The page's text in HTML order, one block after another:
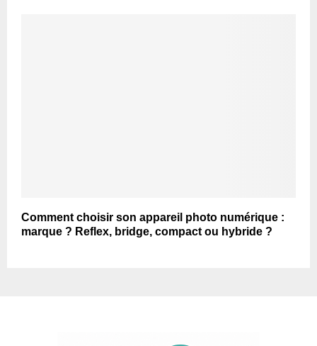
Comment choisir son appareil photo numérique :
marque ? Reflex, bridge, compact ou hybride ?